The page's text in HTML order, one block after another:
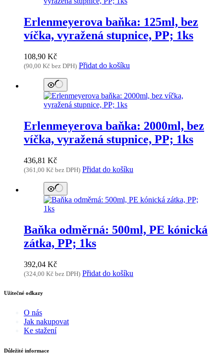
Erlenmeyerova baňka: 125ml, bez
víčka, vyražená stupnice, PP; 1ks
108,90 Kč
(90,00 Kč bez DPH) Přidat do košíku
Erlenmeyerova baňka: 2000ml, bez
víčka, vyražená stupnice, PP; 1ks
436,81 Kč
(361,00 Kč bez DPH) Přidat do košíku
Baňka odměrná: 500ml, PE kónická
zátka, PP; 1ks
392,04 Kč
(324,00 Kč bez DPH) Přidat do košíku
Užitečné odkazy
O nás
Jak nakupovat
Ke stažení
Důležité informace